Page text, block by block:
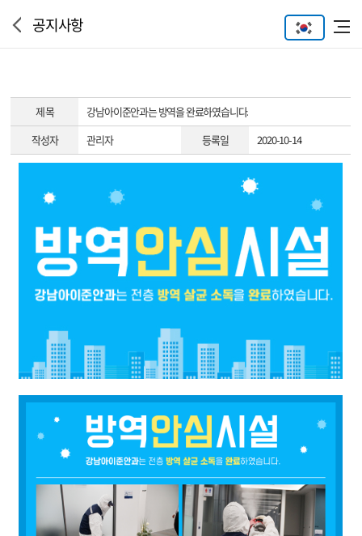
공지사항
제 목
강남아이준안과는 방역을 완료하였습니다.
작성자
관리자 등록일 2020-10-14